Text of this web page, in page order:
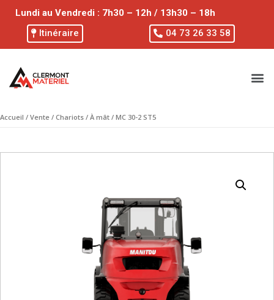
Lundi au Vendredi : 7h30 – 12h / 13h30 – 18h
Itinéraire
04 73 26 33 58
Accueil / Vente / Chariots / À mât / MC 30-2 ST5